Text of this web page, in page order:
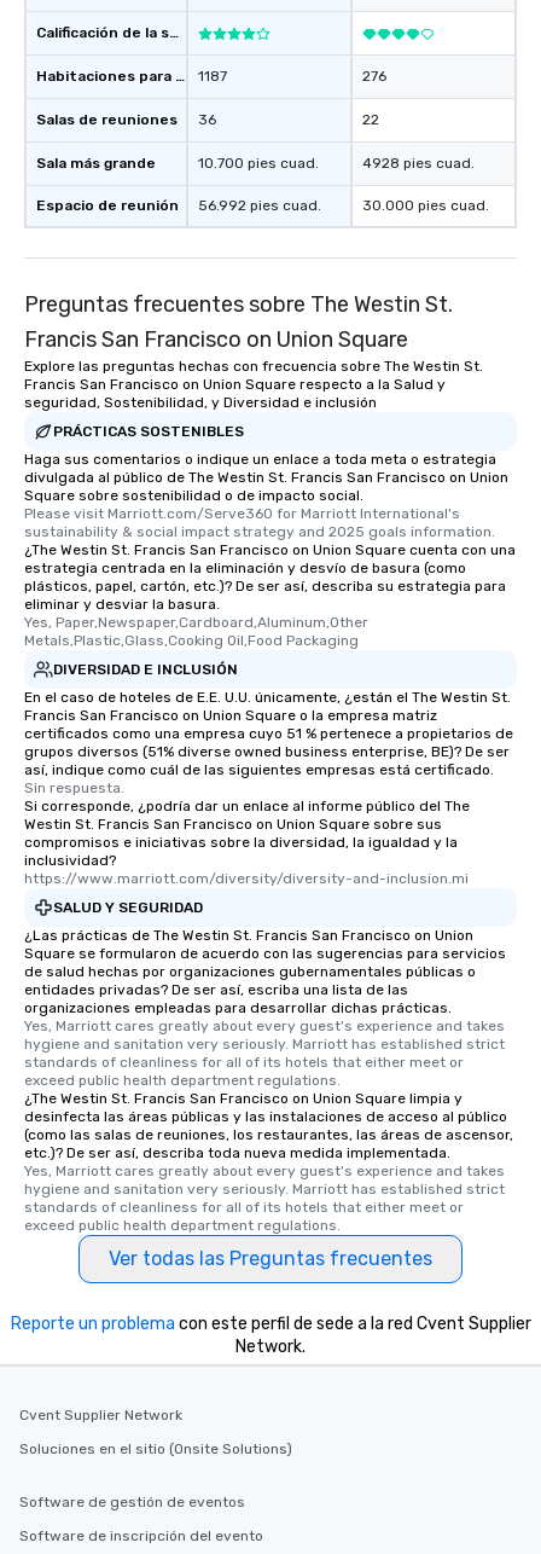
experience is
restaurants are within
networking
heading to the next
itinerary. You Get a Dinner and a Show
Our tours offer an
offering engaging
fascinating stories.
interactive
along the way
experiences offer the
convenient outing,
and your guests
discovered otherwise
at a typical corporate
selected dishes are
high standards to
delight any palate. Tours Available
from Day to Night
group experience,
key. Whether you
business hours or
after work, we can
You Like Along with
scheduling, Lip
Tours also provides a
durations. Our
2.5 hours; our longest
incentives.
Calificación de la sede
Habitaciones para huéspedes
Salas de reuniones
Sala más grande
Espacio de reunión
1187
36
10.700 pies cuad.
56.992 pies cuad.
276
22
4928 pies cuad.
30.000 pies cuad.
Preguntas frecuentes sobre The Westin St.
Francis San Francisco on Union Square
Explore las preguntas hechas con frecuencia sobre The Westin St.
Francis San Francisco on Union Square respecto a la Salud y
seguridad, Sostenibilidad, y Diversidad e inclusión
PRÁCTICAS SOSTENIBLES
Haga sus comentarios o indique un enlace a toda meta o estrategia
divulgada al público de The Westin St. Francis San Francisco on Union
Square sobre sostenibilidad o de impacto social.
Please visit Marriott.com/Serve360 for Marriott International's
sustainability & social impact strategy and 2025 goals information.
¿The Westin St. Francis San Francisco on Union Square cuenta con una
estrategia centrada en la eliminación y desvío de basura (como
plásticos, papel, cartón, etc.)? De ser así, describa su estrategia para
eliminar y desviar la basura.
Yes, Paper,Newspaper,Cardboard,Aluminum,Other
Metals,Plastic,Glass,Cooking Oil,Food Packaging
DIVERSIDAD E INCLUSIÓN
En el caso de hoteles de E.E. U.U. únicamente, ¿están el The Westin St.
Francis San Francisco on Union Square o la empresa matriz
certificados como una empresa cuyo 51 % pertenece a propietarios de
grupos diversos (51% diverse owned business enterprise, BE)? De ser
así, indique como cuál de las siguientes empresas está certificado.
Sin respuesta.
Si corresponde, ¿podría dar un enlace al informe público del The
Westin St. Francis San Francisco on Union Square sobre sus
compromisos e iniciativas sobre la diversidad, la igualdad y la
inclusividad?
https://www.marriott.com/diversity/diversity-and-inclusion.mi
SALUD Y SEGURIDAD
¿Las prácticas de The Westin St. Francis San Francisco on Union
Square se formularon de acuerdo con las sugerencias para servicios
de salud hechas por organizaciones gubernamentales públicas o
entidades privadas? De ser así, escriba una lista de las
organizaciones empleadas para desarrollar dichas prácticas.
Yes, Marriott cares greatly about every guest's experience and takes
hygiene and sanitation very seriously. Marriott has established strict
standards of cleanliness for all of its hotels that either meet or
exceed public health department regulations.
¿The Westin St. Francis San Francisco on Union Square limpia y
desinfecta las áreas públicas y las instalaciones de acceso al público
(como las salas de reuniones, los restaurantes, las áreas de ascensor,
etc.)? De ser así, describa toda nueva medida implementada.
Yes, Marriott cares greatly about every guest's experience and takes
hygiene and sanitation very seriously. Marriott has established strict
standards of cleanliness for all of its hotels that either meet or
exceed public health department regulations.
Ver todas las Preguntas frecuentes
Reporte un problema con este perfil de sede a la red Cvent Supplier
Network.
Cvent Supplier Network
Soluciones en el sitio (Onsite Solutions)
Software de gestión de eventos
Software de inscripción del evento